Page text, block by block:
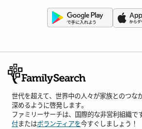
世代を超えて、世界中の人々が家族とのつな
深めるように啓発します。
ファミリーサーチは、国際的な非営利組織で
付またはボランティアを今すぐしましょう！